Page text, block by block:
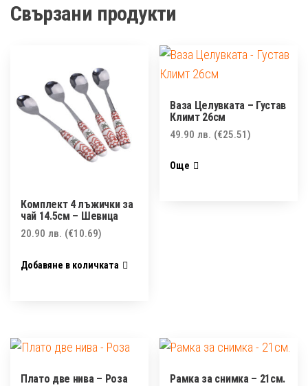
Свързани продукти
Комплект 4 лъжички за
чай 14.5см – Шевица
20.90 лв. (€10.69)
Добавяне в количката
Ваза Целувката – Густав
Климт 26см
49.90 лв. (€25.51)
Още
Плато две нива – Розa Рамка за снимка – 21см.